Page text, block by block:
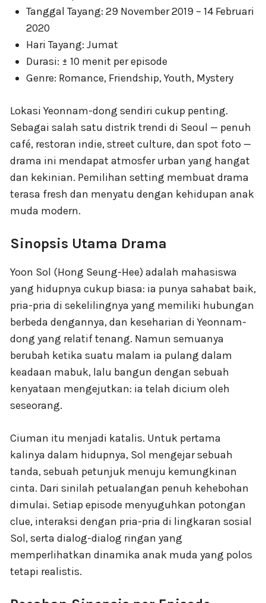
Tanggal Tayang: 29 November 2019 – 14 Februari
2020
Hari Tayang: Jumat
Durasi: ± 10 menit per episode
Genre: Romance, Friendship, Youth, Mystery
Lokasi Yeonnam-dong sendiri cukup penting.
Sebagai salah satu distrik trendi di Seoul — penuh
café, restoran indie, street culture, dan spot foto —
drama ini mendapat atmosfer urban yang hangat
dan kekinian. Pemilihan setting membuat drama
terasa fresh dan menyatu dengan kehidupan anak
muda modern.
Sinopsis Utama Drama
Yoon Sol (Hong Seung-Hee) adalah mahasiswa
yang hidupnya cukup biasa: ia punya sahabat baik,
pria-pria di sekelilingnya yang memiliki hubungan
berbeda dengannya, dan keseharian di Yeonnam-
dong yang relatif tenang. Namun semuanya
berubah ketika suatu malam ia pulang dalam
keadaan mabuk, lalu bangun dengan sebuah
kenyataan mengejutkan: ia telah dicium oleh
seseorang.
Ciuman itu menjadi katalis. Untuk pertama
kalinya dalam hidupnya, Sol mengejar sebuah
tanda, sebuah petunjuk menuju kemungkinan
cinta. Dari sinilah petualangan penuh kehebohan
dimulai. Setiap episode menyuguhkan potongan
clue, interaksi dengan pria-pria di lingkaran sosial
Sol, serta dialog-dialog ringan yang
memperlihatkan dinamika anak muda yang polos
tetapi realistis.